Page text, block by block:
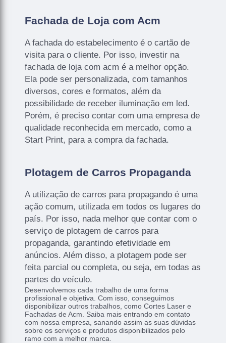
Fachada de Loja com Acm
A fachada do estabelecimento é o cartão de
visita para o cliente. Por isso, investir na
fachada de loja com acm é a melhor opção.
Ela pode ser personalizada, com tamanhos
diversos, cores e formatos, além da
possibilidade de receber iluminação em led.
Porém, é preciso contar com uma empresa de
qualidade reconhecida em mercado, como a
Start Print, para a compra da fachada.
Plotagem de Carros Propaganda
A utilização de carros para propagando é uma
ação comum, utilizada em todos os lugares do
país. Por isso, nada melhor que contar com o
serviço de plotagem de carros para
propaganda, garantindo efetividade em
anúncios. Além disso, a plotagem pode ser
feita parcial ou completa, ou seja, em todas as
partes do veículo.
Desenvolvemos cada trabalho de uma forma
profissional e objetiva. Com isso, conseguimos
disponibilizar outros trabalhos, como Cortes Laser e
Fachadas de Acm. Saiba mais entrando em contato
com nossa empresa, sanando assim as suas dúvidas
sobre os serviços e produtos disponibilizados pelo
ramo com a melhor marca.